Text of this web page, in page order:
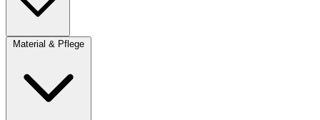
Material & Pflege